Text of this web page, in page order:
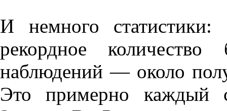
И немного статистики:
рекордное
наблюдений — около
Это примерно каждый